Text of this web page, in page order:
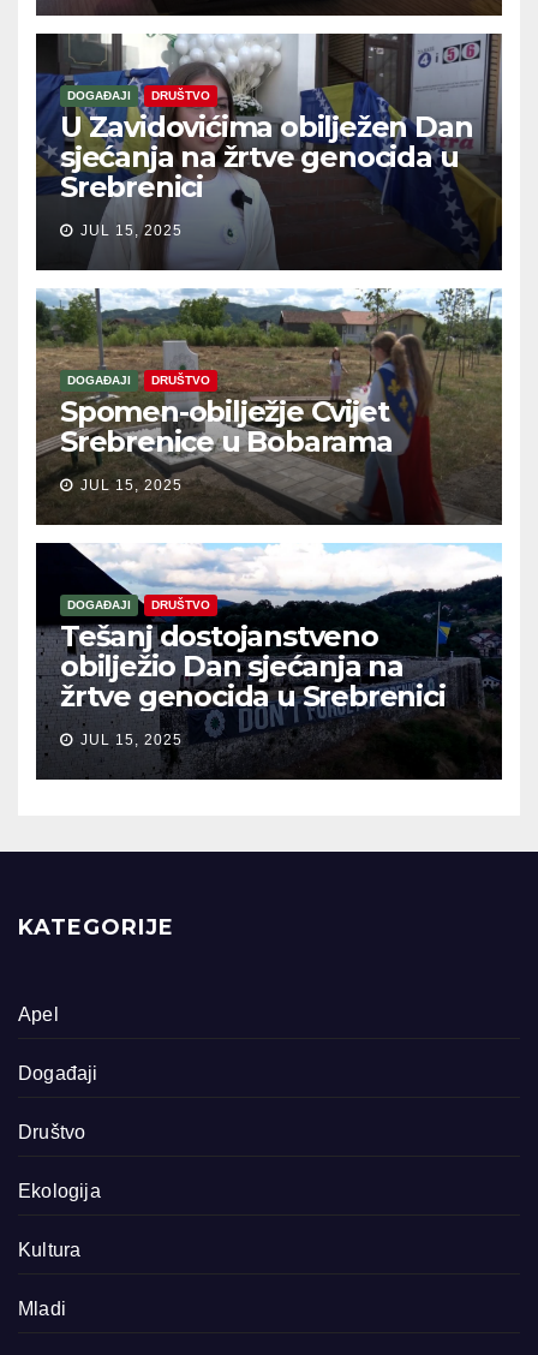
DOGAĐAJI DRUŠTVO
U Zavidovićima obilježen Dan
sjećanja na žrtve genocida u
Srebrenici
JUL 15, 2025
DOGAĐAJI DRUŠTVO
Spomen-obilježje Cvijet
Srebrenice u Bobarama
JUL 15, 2025
DOGAĐAJI DRUŠTVO
Tešanj dostojanstveno
obilježio Dan sjećanja na
žrtve genocida u Srebrenici
JUL 15, 2025
KATEGORIJE
Apel
Događaji
Društvo
Ekologija
Kultura
Mladi